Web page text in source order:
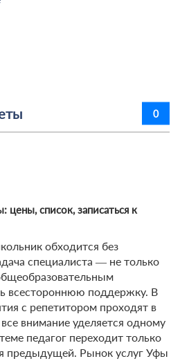
0
список, записаться к
обходится без
специалиста ― не только
всестороннюю поддержку. В
с репетитором проходят в
внимание уделяется одному
педагог переходит только
предыдущей. Рынок услуг Уфы